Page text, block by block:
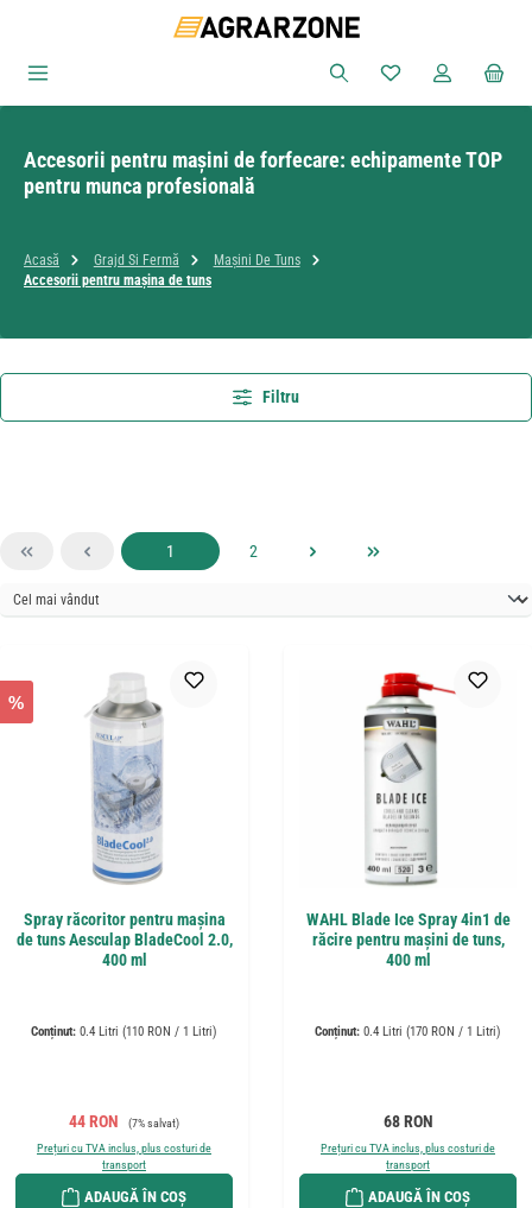
Sari la conținutul principal
Aveți 0 articole
Accesorii pentru mașini de forfecare: echipamente TOP
pentru munca profesională
Acasă Grajd Si Fermă
Mașini De Tuns
Accesorii pentru mașina de tuns
Filtru
Pagina
1 Pagina
2
%
Spray răcoritor pentru mașina
de tuns Aesculap BladeCool 2.0,
400 ml
Conținut: 0.4 Litri (110 RON / 1 Litri)
Preț de vânzare:
44 RON Preț obișnuit:
(7% salvat)
Prețuri cu TVA inclus, plus costuri de
transport
ADAUGĂ ÎN COȘ
WAHL Blade Ice Spray 4in1 de
răcire pentru mașini de tuns,
400 ml
Conținut: 0.4 Litri (170 RON / 1 Litri)
Preț obișnuit:
68 RON
Prețuri cu TVA inclus, plus costuri de
transport
ADAUGĂ ÎN COȘ